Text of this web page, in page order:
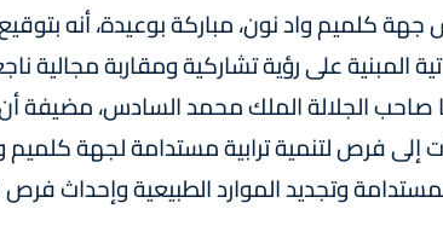
كلميم واد نون، مباركة بوعيدة، أنه
المبنية على رؤية تشاركية ومقاربة
صاحب الجلالة الملك محمد السادس، مضيفة
إلى فرص لتنمية ترابية مستدامة لجهة كلميم
وتجديد الموارد الطبيعية وإحداث